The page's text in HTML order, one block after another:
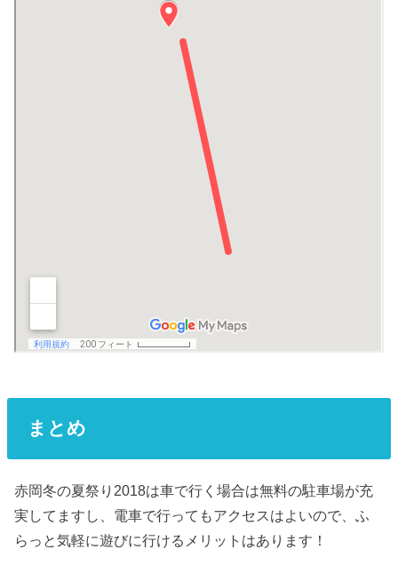
まとめ
赤岡冬の夏祭り2018は車で行く場合は無料の駐車場が充
実してますし、電車で行ってもアクセスはよいので、ふ
らっと気軽に遊びに行けるメリットはあります！